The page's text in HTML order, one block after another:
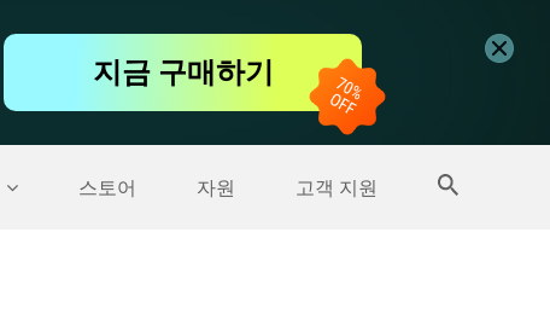
지금 구매하기
스토어 자원 고객 지원
더 많은 제품